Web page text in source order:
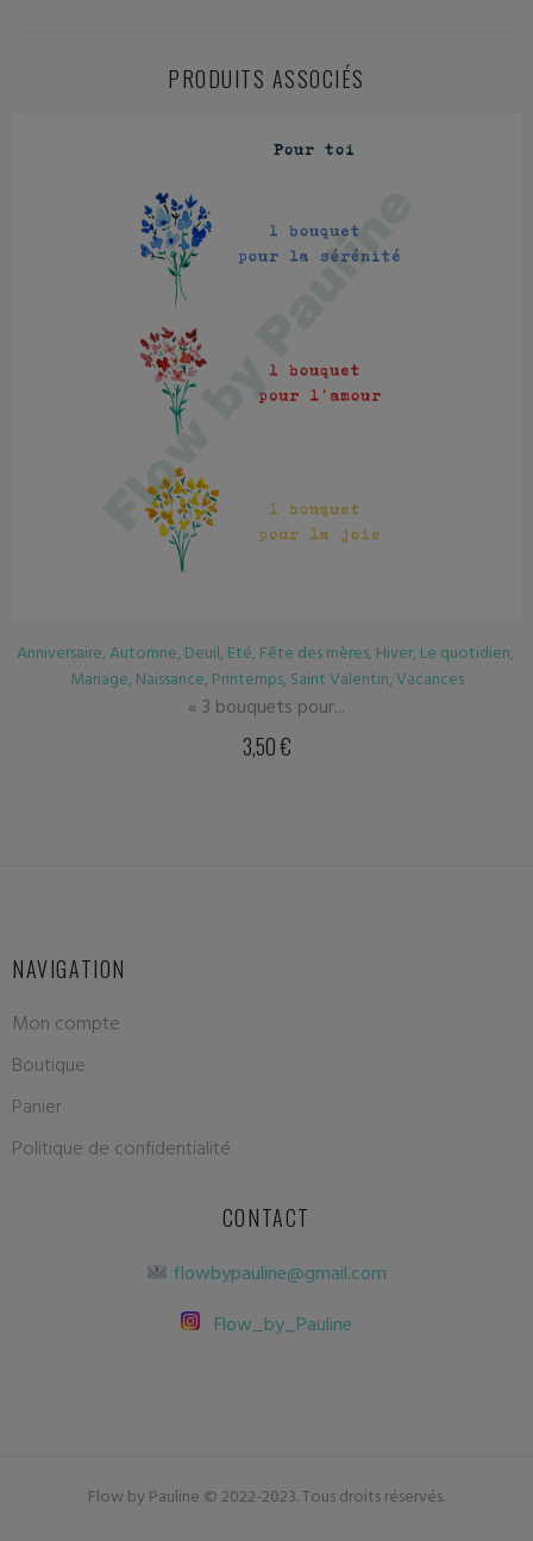
PRODUITS ASSOCIÉS
,Le quotidien,
Vacances
Anniversaire,Automne,Deuil,Eté, Fête des
Mariage,Naissance,Printemps
NAVIGATION
Mon compte
Boutique
Panier
Politique de confidentialité
CONTACT
flowbypauline@gmail.com
Flow_by_Pauline
Flow by Pauline © 2022-2023. Tous droits réservés.